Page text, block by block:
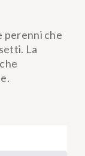
perenni che
La